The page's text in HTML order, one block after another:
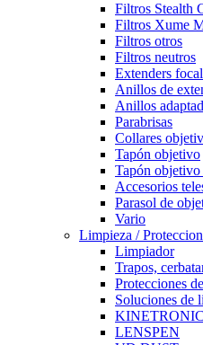
Filtros Stealth
Filtros Xume
Filtros otros
Filtros neutros
Extenders
Anillos de
Anillos
Parabrisas
Collares
Tapón objetivo
Tapón
Accesorios
Parasol de
Vario
Limpieza /
Limpiador
Trapos,
Protecciones
Soluciones de
LENSPEN